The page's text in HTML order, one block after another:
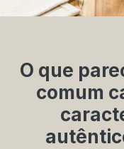
O que
comum